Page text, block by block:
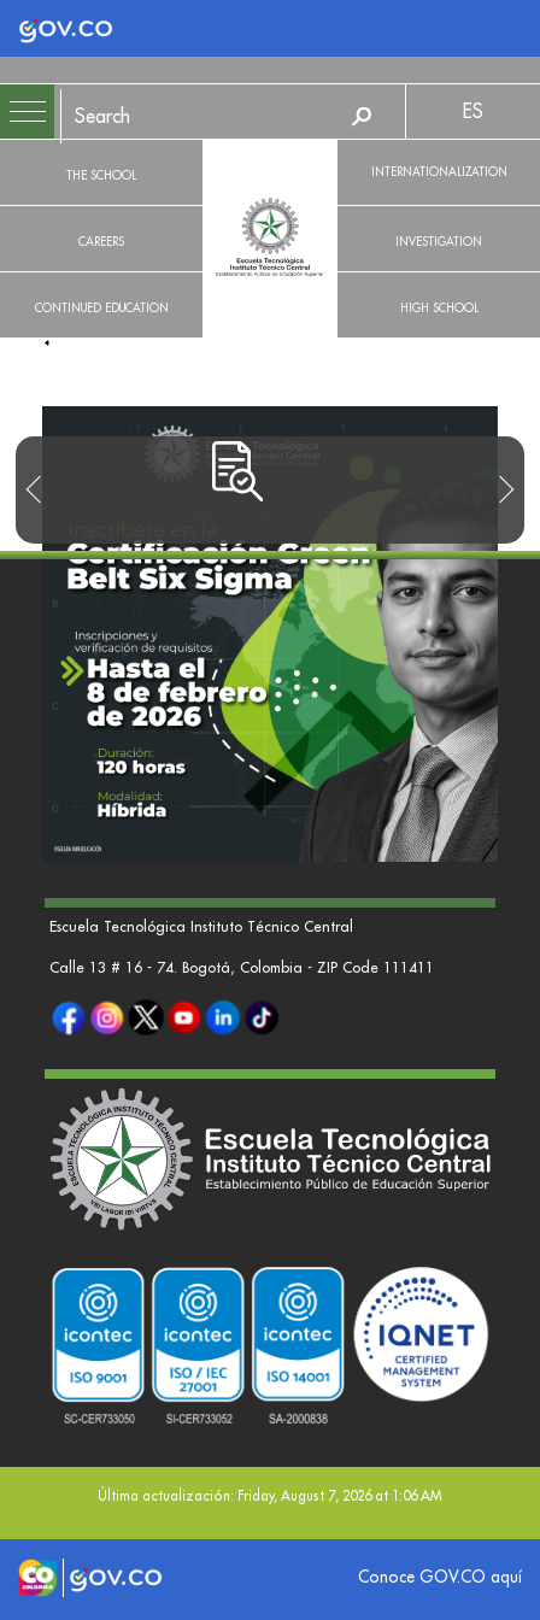
Logo Gobierno de Colombia
THE SCHOOL
CAREERS
CONTINUED EDUCATION
ES
INTERNATIONALIZATION
INVESTIGATION
HIGH SCHOOL
Escuela Tecnológica Instituto Técnico Central
Calle 13 # 16 - 74. Bogotá, Colombia - ZIP Code 111411
Última actualización: Friday, August 7, 2026 at 1:06 AM
Logo marca ColombiaLogo Gobierno de ColombiaConoce GOV.CO aquí